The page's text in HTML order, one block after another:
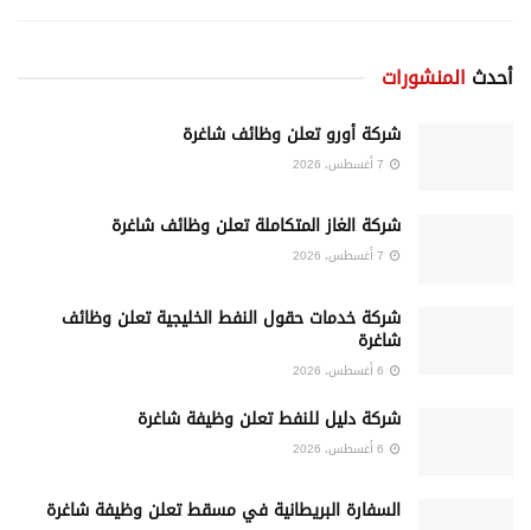
أحدث المنشورات
شركة أورو تعلن وظائف شاغرة
شركة الغاز المتكاملة تعلن وظائف شاغرة
شركة خدمات حقول النفط الخليجية تعلن وظائف
شاغرة
شركة دليل للنفط تعلن وظيفة شاغرة
السفارة البريطانية في مسقط تعلن وظيفة شاغرة